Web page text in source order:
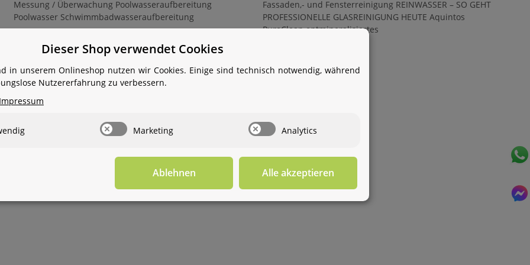
Messung / Überwachung Poolwasseraufbereitung
Poolwasser Schwimmbadwasseraufbereitung
Fassaden,- und Fensterreinigung REINWASSER – SO GEHT
PROFESSIONELLE GLASREINIGUNG HEUTE Aquintos
PureClean entmineralisiertes
Ihr WhatsApp-Kontakt zum
Ihnen behilflich sein?
Dieser Shop verwendet Cookies
in unserem Onlineshop nutzen wir Cookies. Einige sind technisch notwendig, während
Nutzererfahrung zu verbessern.
Impressum
Marketing Analytics
Ablehnen Alle akzeptieren